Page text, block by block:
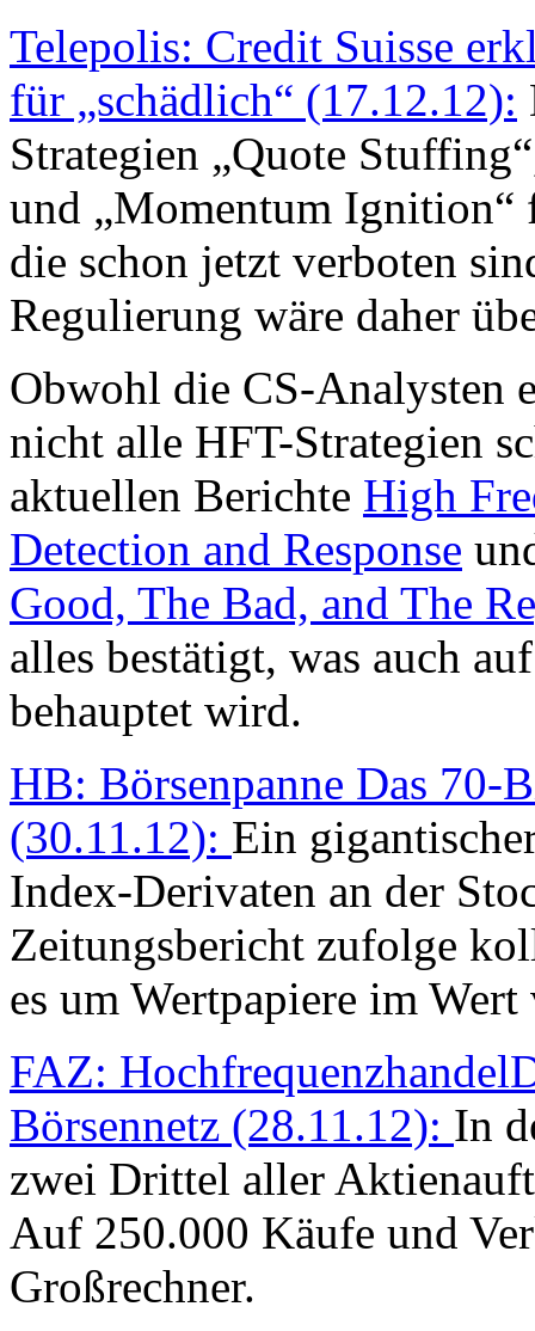
Telepolis: Credit Suisse
für „schädlich“ (17.12.12):
Strategien „Quote
und „Momentum
die schon jetzt verboten
Regulierung wäre daher
Obwohl die CS-Analysten
nicht alle HFT-Strategien
aktuellen Berichte High
Detection and Response
Good, The Bad, and The
alles bestätigt, was auch
behauptet wird.
HB: Börsenpanne Das 70-
(30.11.12): Ein
Index-Derivaten an der
Zeitungsbericht zufolge
es um Wertpapiere im
FAZ:
Börsennetz (28.11.12): In
zwei Drittel aller
Auf 250.000 Käufe und
Großrechner.